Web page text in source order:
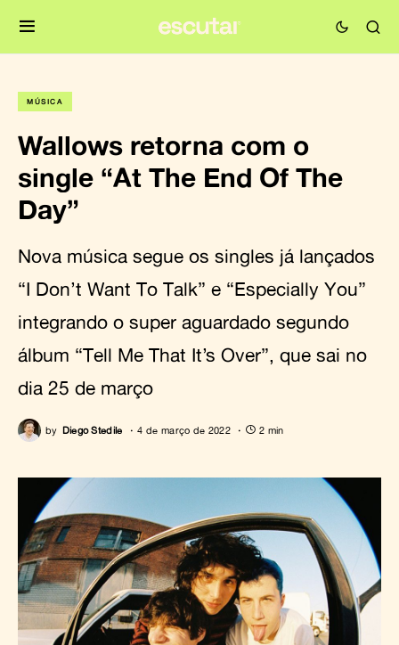
MÚSICA
Wallows retorna com o
single “At The End Of The
Day”
Nova música segue os singles já lançados
“I Don’t Want To Talk” e “Especially You”
integrando o super aguardado segundo
álbum “Tell Me That It’s Over”, que sai no
dia 25 de março
by Diego Stedile 4 de março de 2022 2 min